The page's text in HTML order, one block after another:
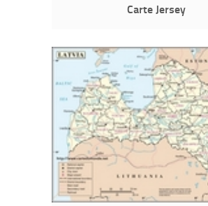
Carte Jersey